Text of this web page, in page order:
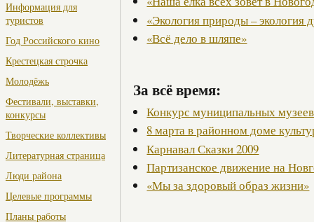
Информация для
туристов
Год Российского кино
Крестецкая строчка
Молодёжь
Фестивали, выставки,
конкурсы
Творческие коллективы
Литературная страница
Люди района
Целевые программы
Планы работы
«Экология природы – экология
«Всё дело в шляпе»
За всё время:
Конкурс муниципальных музеев
8 марта в районном доме
Карнавал Сказки 2009
Партизанское движение на
«Мы за здоровый образ жизни»